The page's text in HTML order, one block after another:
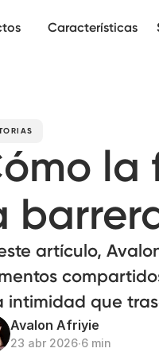
Características
la
artículo,
intimidad que
Avalon Afriyie
23 abr 2026∙6 min